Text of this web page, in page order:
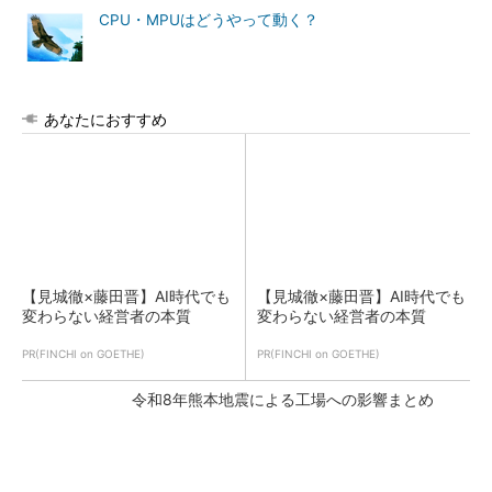
CPU・MPUはどうやって動く？
あなたにおすすめ
【見城徹×藤田晋】AI時代でも
変わらない経営者の本質
PR(FINCHI on GOETHE)
【見城徹×藤田晋】AI時代でも
変わらない経営者の本質
PR(FINCHI on GOETHE)
令和8年熊本地震による工場への影響まとめ